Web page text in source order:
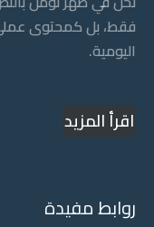
فقط، بل كمحتوى
اليومية.
اقرأ المزيد
روابط مفيدة